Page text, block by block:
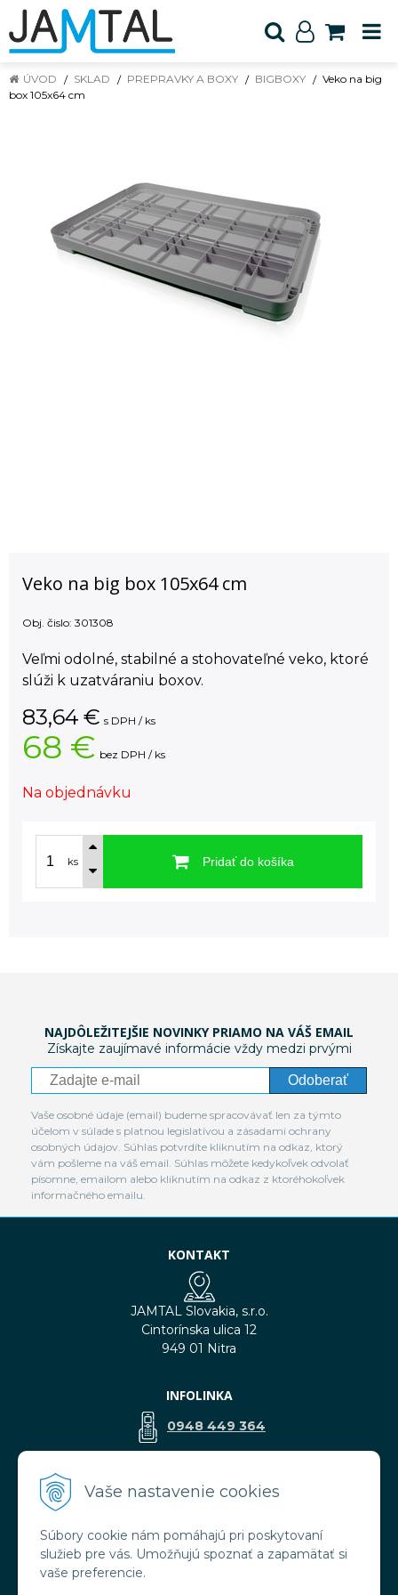
Vaše nastavenie cookies
Súbory cookie nám pomáhajú pri poskytovaní
služieb pre vás. Umožňujú spoznať a zapamätať si
vaše preferencie.
ÚVOD SKLAD PREPRAVKY A BOXY BIGBOXY
Veko na big
box 105x64 cm
Veko na big box 105x64 cm
Obj. čislo: 301308
Veľmi odolné, stabilné a stohovateľné veko, ktoré
slúži k uzatváraniu boxov.
83,64 € s DPH / ks
68 € bez DPH / ks
Na objednávku
ks Pridať do košíka
NAJDÔLEŽITEJŠIE NOVINKY PRIAMO NA VÁŠ EMAIL
Získajte zaujímavé informácie vždy medzi prvými
Odoberať
Vaše osobné údaje (email) budeme spracovávať len za týmto
účelom v súlade s platnou legislatívou a zásadami ochrany
osobných údajov. Súhlas potvrdíte kliknutím na odkaz, ktorý
vám pošleme na váš email. Súhlas môžete kedykoľvek odvolať
písomne, emailom alebo kliknutím na odkaz z ktoréhokoľvek
informačného emailu.
KONTAKT
JAMTAL Slovakia, s.r.o.
Cintorínska ulica 12
949 01 Nitra
INFOLINKA
0948 449 364
VŠETKO O NÁKUPE
Obchodné podmienky